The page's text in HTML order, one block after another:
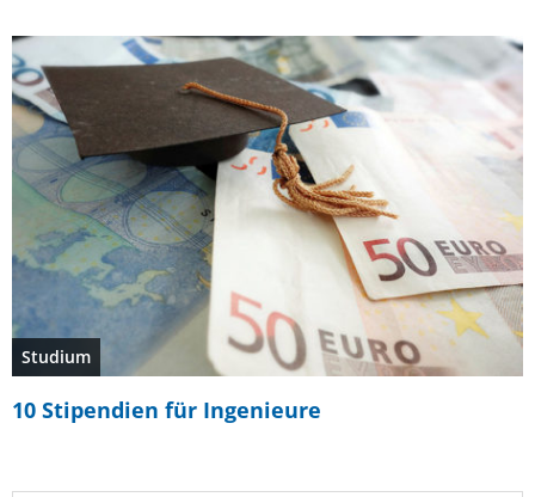
Studium
10 Stipendien für Ingenieure